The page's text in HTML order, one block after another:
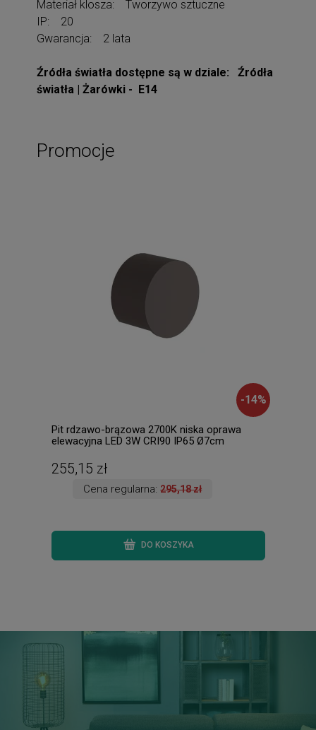
Materiał klosza: Tworzywo sztuczne
IP: 20
Gwarancja: 2 lata
Źródła światła dostępne są w dziale: Źródła
światła | Żarówki - E14
Promocje
-14%
Pit rdzawo-brązowa 2700K niska oprawa
elewacyjna LED 3W CRI90 IP65 Ø7cm
255,15 zł
Cena regularna:295,18 zł
DO KOSZYKA